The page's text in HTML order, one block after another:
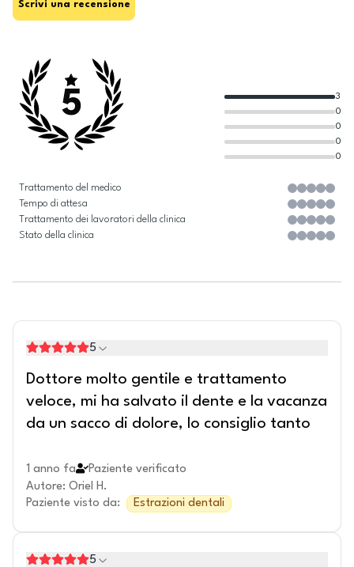
Scrivi una recensione
5
0
0
0
0
3
Trattamento del medico
Tempo di attesa
Trattamento dei lavoratori della clinica
Stato della clinica
5
Dottore molto gentile e trattamento
veloce, mi ha salvato il dente e la vacanza
da un sacco di dolore, lo consiglio tanto
1 anno fa
Paziente verificato
Autore: Oriel H.
Paziente visto da: Estrazioni dentali
5